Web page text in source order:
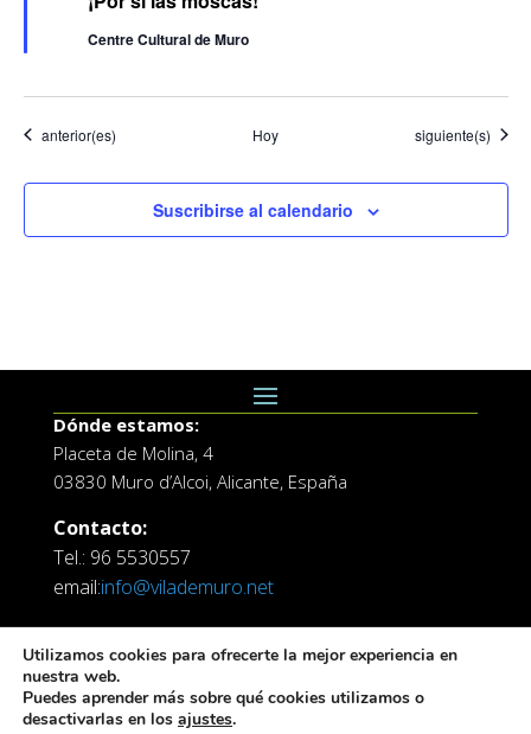
Centre Cultural de Muro
Eventos
anterior(es) Hoy Eventos
siguiente(s)
Suscribirse al calendario
Dónde estamos:
Placeta de Molina, 4
03830 Muro d’Alcoi, Alicante, España
Contacto:
Tel.: 96 5530557
email:info@vilademuro.net
Utilizamos cookies para ofrecerte la mejor experiencia en
nuestra web.
Puedes aprender más sobre qué cookies utilizamos o
desactivarlas en los ajustes.